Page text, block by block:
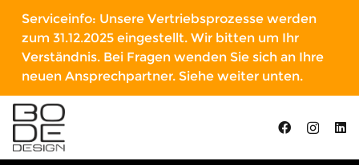
Serviceinfo: Unsere Vertriebsprozesse werden
zum 31.12.2025 eingestellt. Wir bitten um Ihr
Verständnis. Bei Fragen wenden Sie sich an Ihre
neuen Ansprechpartner. Siehe weiter unten.